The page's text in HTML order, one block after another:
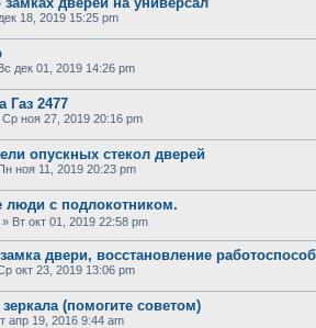
18, 2019 15:25 pm
дек 01, 2019 14:26 pm
Газ 2477
Ср ноя 27, 2019 20:16 pm
опускных стекол дверей
ноя 11, 2019 20:23 pm
люди с подлокотником.
» Вт окт 01, 2019 22:58 pm
двери, восстановление
окт 23, 2019 13:06 pm
(помогите советом)
апр 19, 2016 9:44 am